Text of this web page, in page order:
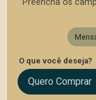
Preencha os
O que você deseja?
Quero Comprar